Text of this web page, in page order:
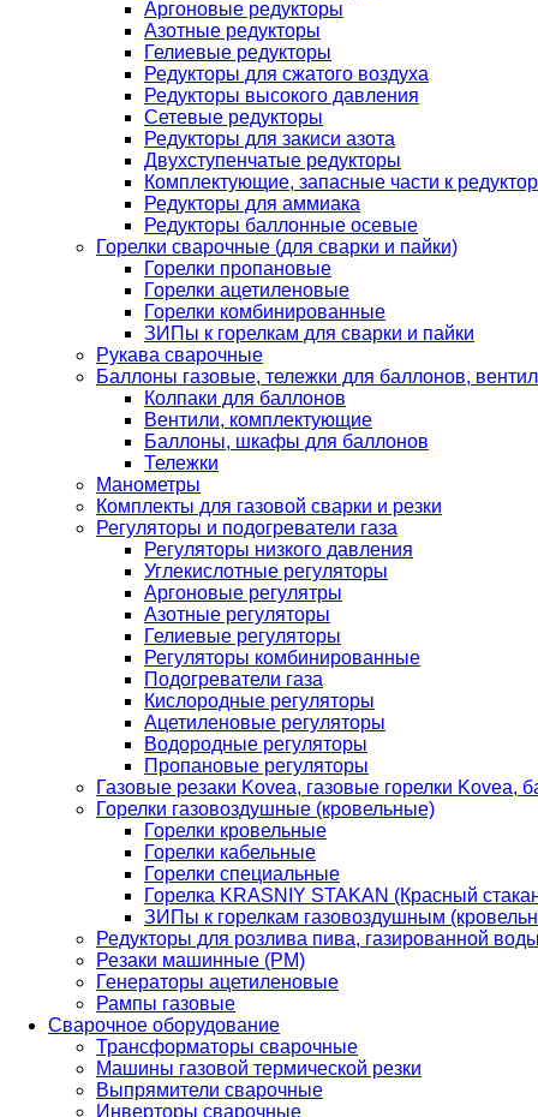
Аргоновые редукторы
Азотные редукторы
Гелиевые редукторы
Редукторы для сжатого воздуха
Редукторы высокого давления
Сетевые редукторы
Редукторы для закиси азота
Двухступенчатые редукторы
Комплектующие, запасные части к
Редукторы для аммиака
Редукторы баллонные осевые
Горелки сварочные (для сварки и пайки)
Горелки пропановые
Горелки ацетиленовые
Горелки комбинированные
ЗИПы к горелкам для сварки и пайки
Рукава сварочные
Баллоны газовые, тележки для баллонов,
Колпаки для баллонов
Вентили, комплектующие
Баллоны, шкафы для баллонов
Тележки
Манометры
Комплекты для газовой сварки и резки
Регуляторы и подогреватели газа
Регуляторы низкого давления
Углекислотные регуляторы
Аргоновые регулятры
Азотные регуляторы
Гелиевые регуляторы
Регуляторы комбинированные
Подогреватели газа
Кислородные регуляторы
Ацетиленовые регуляторы
Водородные регуляторы
Пропановые регуляторы
Газовые резаки Kovea, газовые горелки Kovea,
Горелки газовоздушные (кровельные)
Горелки кровельные
Горелки кабельные
Горелки специальные
Горелка KRASNIY STAKAN (Красный
ЗИПы к горелкам газовоздушным
Редукторы для розлива пива, газированной
Резаки машинные (РМ)
Генераторы ацетиленовые
Рампы газовые
Сварочное оборудование
Трансформаторы сварочные
Машины газовой термической резки
Выпрямители сварочные
Инверторы сварочные